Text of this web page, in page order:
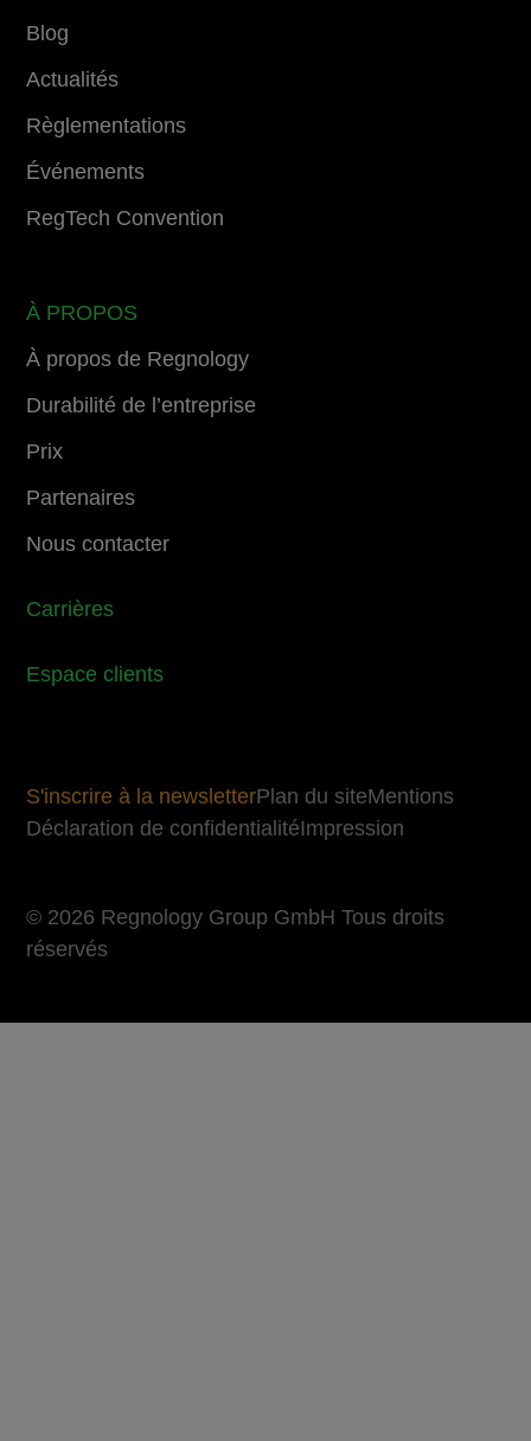
Blog
Actualités
Règlementations
Événements
RegTech Convention
À PROPOS
À propos de Regnology
Durabilité de l’entreprise
Prix
Partenaires
Nous contacter
Carrières
Espace clients
S'inscrire à la newsletterPlan du siteMentions
Déclaration de confidentialitéImpression
© 2026 Regnology Group GmbH Tous droits
réservés